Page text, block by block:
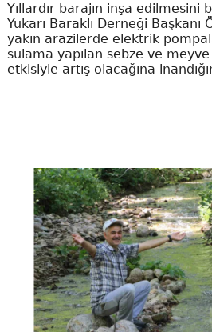
Yıllardır barajın inşa edilmesini
Yukarı Baraklı Derneği
yakın arazilerde elektrik
sulama yapılan sebze ve
etkisiyle artış olacağına